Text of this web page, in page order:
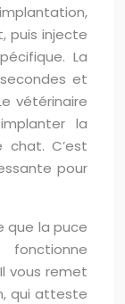
puis injecte
La
et
vétérinaire
la
C’est
pour
que la puce
vous remet
qui atteste